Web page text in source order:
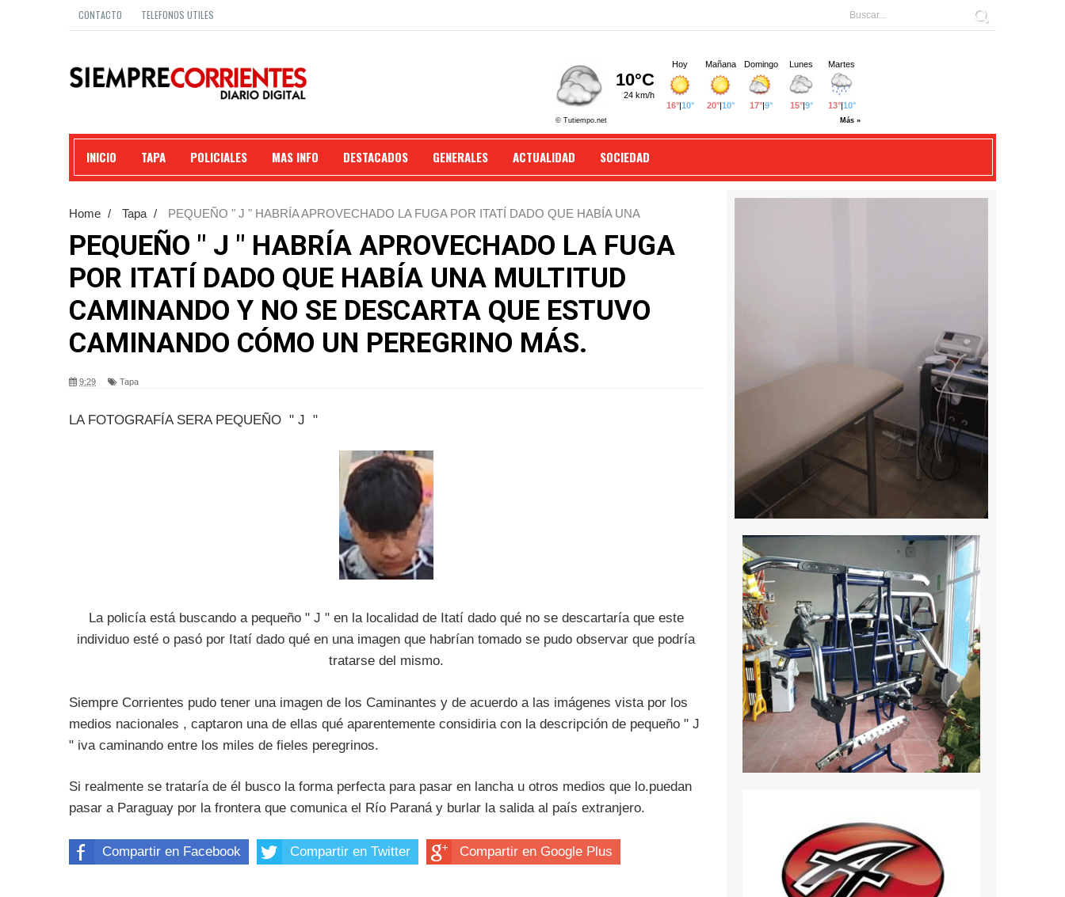
CONTACTO TELEFONOS UTILES
INICIO TAPA POLICIALES MAS INFO DESTACADOS GENERALES ACTUALIDAD SOCIEDAD
Home / Tapa /
PEQUEÑO " J " HABRÍA APROVECHADO LA FUGA POR ITATÍ DADO QUE HABÍA UNA
MULTITUD CAMINANDO Y NO SE DESCARTA QUE ESTUVO CAMINANDO CÓMO UN PEREGRINO MÁS.
PEQUEÑO " J " HABRÍA APROVECHADO LA FUGA
POR ITATÍ DADO QUE HABÍA UNA MULTITUD
CAMINANDO Y NO SE DESCARTA QUE ESTUVO
CAMINANDO CÓMO UN PEREGRINO MÁS.
9:29 Tapa
LA FOTOGRAFÍA SERA PEQUEÑO " J "
La policía está buscando a pequeño " J " en la localidad de Itatí dado qué no se descartaría que este
individuo esté o pasó por Itatí dado qué en una imagen que habrían tomado se pudo observar que podría
tratarse del mismo.
Siempre Corrientes pudo tener una imagen de los Caminantes y de acuerdo a las imágenes vista por los
medios nacionales , captaron una de ellas qué aparentemente considiria con la descripción de pequeño " J
" iva caminando entre los miles de fieles peregrinos.
Si realmente se trataría de él busco la forma perfecta para pasar en lancha u otros medios que lo.puedan
pasar a Paraguay por la frontera que comunica el Río Paraná y burlar la salida al país extranjero.
Compartir en Facebook Compartir en Twitter Compartir en Google Plus